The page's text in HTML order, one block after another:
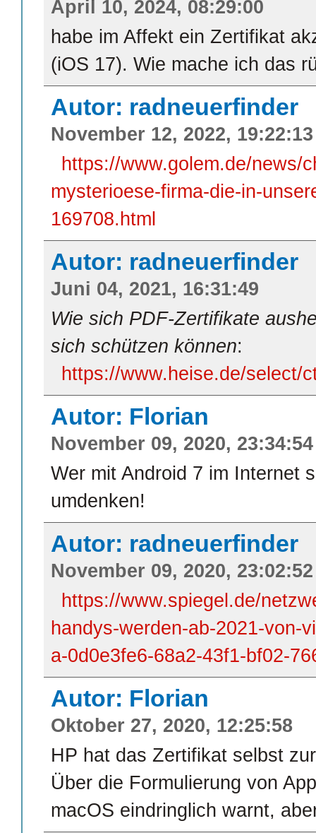
April 10, 2024, 08:29:00
habe im Affekt ein Zertifikat
(iOS 17). Wie mache ich das
Autor: radneuerfinder
November 12, 2022, 19:22:13
https://www.golem.de/news/
mysterioese-firma-die-in-
169708.html
Autor: radneuerfinder
Juni 04, 2021, 16:31:49
Wie sich PDF-Zertifikate
sich schützen können:
https://www.heise.de/select/
Autor: Florian
November 09, 2020, 23:34:54
Wer mit Android 7 im Internet
umdenken!
Autor: radneuerfinder
November 09, 2020, 23:02:52
https://www.spiegel.de/
handys-werden-ab-2021-von-
a-0d0e3fe6-68a2-43f1-bf02-
Autor: Florian
Oktober 27, 2020, 12:25:58
HP hat das Zertifikat selbst
Über die Formulierung von
macOS eindringlich warnt,